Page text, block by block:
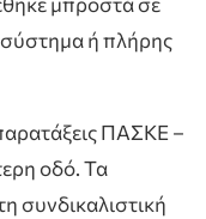
σύστημα ή πλήρης
ΠΑΣΚΕ –
οδό. Τα
συνδικαλιστική